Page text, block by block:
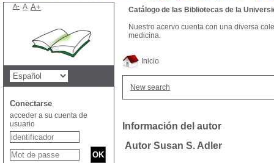
Inicio
New search
Información del autor
Autor Susan S. Adler
Catálogo de las Bibliotecas de la
Nuestro acervo cuenta con una diversa
medicina.
A- A A+
Conectarse
acceder a su cuenta de
usuario